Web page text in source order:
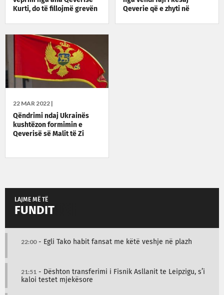
Kurti, do të fillojmë grevën
Qeverie që e zhyti në
22 MAR 2022 |
Qëndrimi ndaj Ukrainës
kushtëzon formimin e
Qeverisë së Malit të Zi
LAJME MË TË
FUNDIT
22:00- Egli Tako habit fansat me këtë veshje në plazh
21:51 - Dështon transferimi i Fisnik Asllanit te Leipzigu, s’i
kaloi testet mjekësore